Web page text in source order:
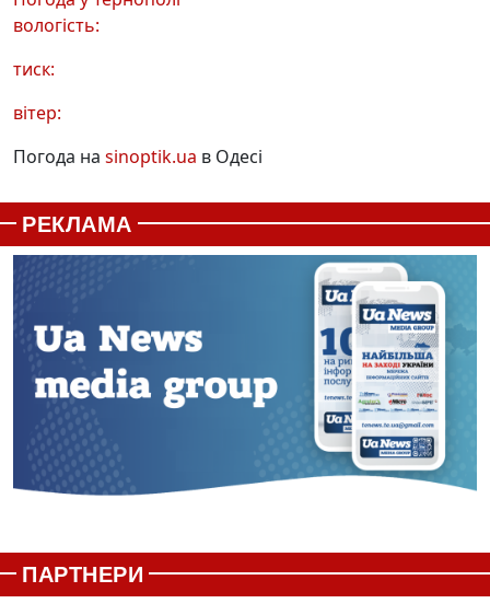
вологість:
тиск:
вітер:
Погода на sinoptik.ua в Одесі
РЕКЛАМА
ПАРТНЕРИ